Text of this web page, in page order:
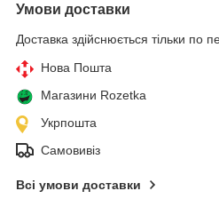
Умови доставки
Доставка здійснюється тільки по
Нова Пошта
Магазини Rozetka
Укрпошта
Самовивіз
Всі умови доставки